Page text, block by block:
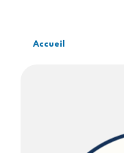
Fil
Accueil